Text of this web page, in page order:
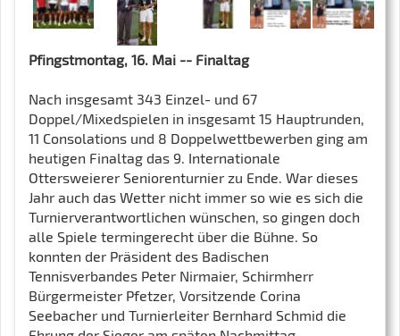
Pfingstmontag, 16. Mai -- Finaltag
Nach insgesamt 343 Einzel- und 67
Doppel/Mixedspielen in insgesamt 15 Hauptrunden,
11 Consolations und 8 Doppelwettbewerben ging am
heutigen Finaltag das 9. Internationale
Ottersweierer Seniorenturnier zu Ende. War dieses
Jahr auch das Wetter nicht immer so wie es sich die
Turnierverantwortlichen wünschen, so gingen doch
alle Spiele termingerecht über die Bühne. So
konnten der Präsident des Badischen
Tennisverbandes Peter Nirmaier, Schirmherr
Bürgermeister Pfetzer, Vorsitzende Corina
Seebacher und Turnierleiter Bernhard Schmid die